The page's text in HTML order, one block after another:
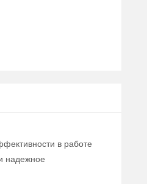
в работе
надежное